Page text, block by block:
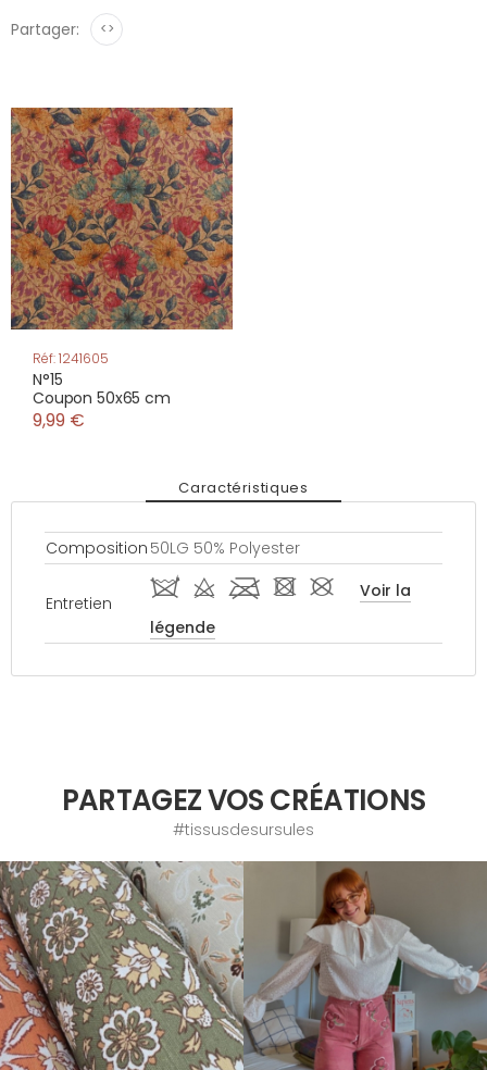
Partager: <>
Réf: 1241605
N°15
Coupon 50x65 cm
9,99 €
Caractéristiques
Composition 50LG 50% Polyester
Entretien
i d l - #
Voir la
légende
PARTAGEZ VOS CRÉATIONS
#tissusdesursules